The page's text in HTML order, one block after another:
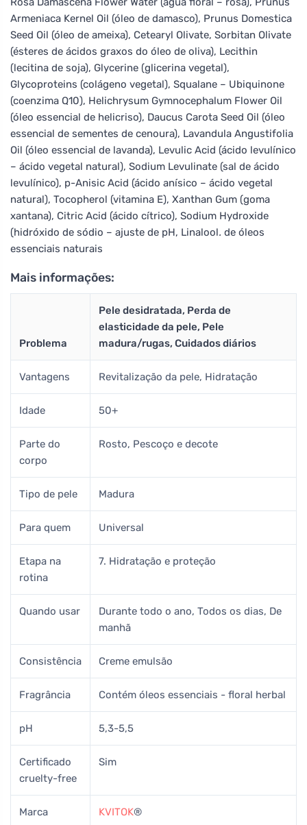
Armeniaca Kernel Oil (óleo de damasco), Prunus Domestica
Seed Oil (óleo de ameixa), Cetearyl Olivate, Sorbitan Olivate
(ésteres de ácidos graxos do óleo de oliva), Lecithin
(lecitina de soja), Glycerine (glicerina vegetal),
Glycoproteins (colágeno vegetal), Squalane – Ubiquinone
(coenzima Q10), Helichrysum Gymnocephalum Flower Oil
(óleo essencial de helicriso), Daucus Carota Seed Oil (óleo
essencial de sementes de cenoura), Lavandula Angustifolia
Oil (óleo essencial de lavanda), Levulic Acid (ácido levulínico
– ácido vegetal natural), Sodium Levulinate (sal de ácido
levulínico), p-Anisic Acid (ácido anísico – ácido vegetal
natural), Tocopherol (vitamina E), Xanthan Gum (goma
xantana), Citric Acid (ácido cítrico), Sodium Hydroxide
(hidróxido de sódio – ajuste de pH, Linalool. de óleos
essenciais naturais
Mais informações:
Problema
Pele desidratada, Perda de
elasticidade da pele, Pele
madura/rugas, Cuidados diários
Vantagens Revitalização da pele, Hidratação
Idade 50+
Parte do
corpo
Rosto, Pescoço e decote
Tipo de pele Madura
Para quem Universal
Etapa na
rotina
7. Hidratação e proteção
Quando usar
Durante todo o ano, Todos os dias, De
manhã
Consistência Creme emulsão
Fragrância Contém óleos essenciais - floral herbal
pH 5,3-5,5
Certificado
cruelty-free
Sim
Marca KVITOK®